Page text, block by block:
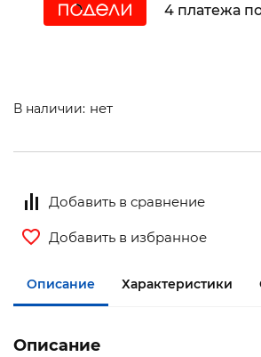
4 платежа
В наличии: нет
Добавить в сравнение
Добавить в избранное
Описание Характеристики
Описание